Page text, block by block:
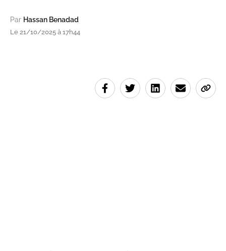
Par Hassan Benadad
Le 21/10/2025 à 17h44